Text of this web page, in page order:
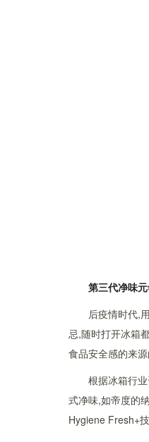
第三代净味
后疫情时代,
忌,随时打开冰箱
食品安全感的来源
根据冰箱行
式净味,如帝度的
Hygiene Fresh+